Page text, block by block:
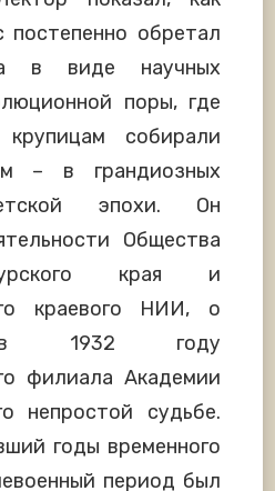
постепенно обретал
в виде научных
поры, где
собирали
– в грандиозных
эпохи. Он
Общества
края и
краевого НИИ, о
в 1932 году
филиала Академии
непростой судьбе.
годы временного
период был